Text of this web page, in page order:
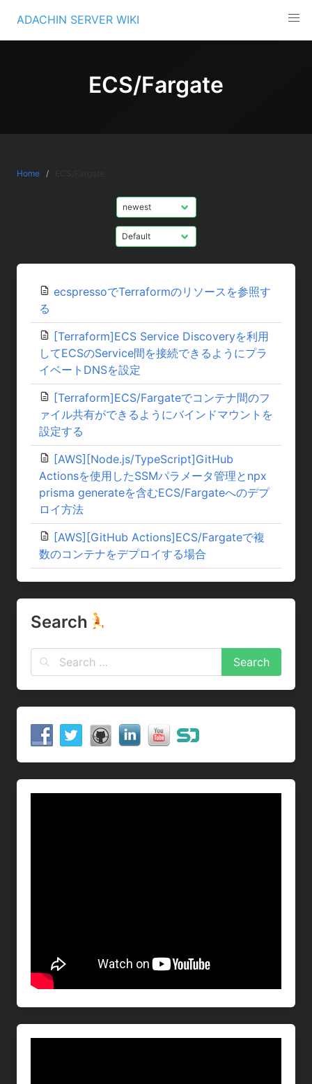
content
ADACHIN SERVER WIKI
ECS/Fargate
Home
ecspressoでTerraformのリソースを参照す
る
[Terraform]ECS Service Discoveryを利用
してECSのService間を接続できるようにプラ
イベートDNSを設定
[Terraform]ECS/Fargateでコンテナ間のフ
ァイル共有ができるようにバインドマウントを
設定する
[AWS][Node.js/TypeScript]GitHub
Actionsを使用したSSMパラメータ管理とnpx
prisma generateを含むECS/Fargateへのデプ
ロイ方法
[AWS][GitHub Actions]ECS/Fargateで複
数のコンテナをデプロイする場合
Search